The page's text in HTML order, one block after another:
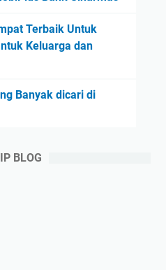
Terbaik Untuk
Keluarga dan
Banyak dicari di
BLOG